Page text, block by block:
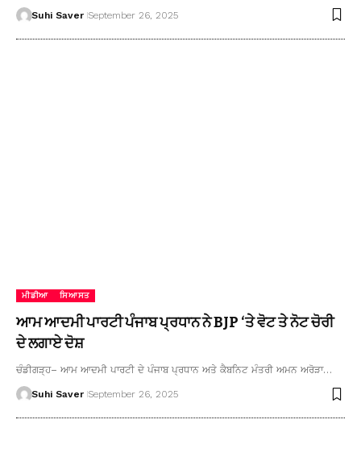
Suhi Saver September 26, 2025
ਮੀਡੀਆ ਸਿਆਸਤ
ਆਮ ਆਦਮੀ ਪਾਰਟੀ ਪੰਜਾਬ ਪ੍ਰਧਾਨ ਨੇ BJP ‘ਤੇ ਵੋਟ ਤੇ ਨੋਟ ਚੋਰੀ
ਦੇ ਲਗਾਏ ਦੋਸ਼
ਚੰਡੀਗੜ੍ਹ– ਆਮ ਆਦਮੀ ਪਾਰਟੀ ਦੇ ਪੰਜਾਬ ਪ੍ਰਧਾਨ ਅਤੇ ਕੈਬਨਿਟ ਮੰਤਰੀ ਅਮਨ ਅਰੋੜਾ…
Suhi Saver September 26, 2025